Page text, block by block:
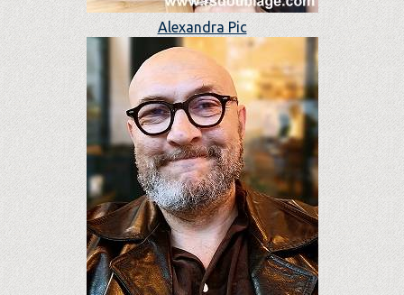
Alexandra Pic